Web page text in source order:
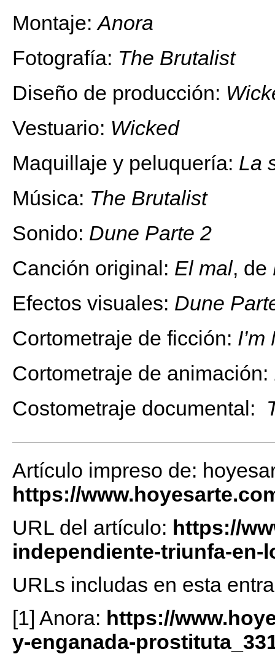
Montaje:Anora
Fotografía: The Brutalist
Diseño de producción:
Vestuario: Wicked
Maquillaje y peluquería: La
Música: The Brutalist
Sonido: Dune Parte 2
Canción original: El mal, de
Efectos visuales: Dune
Cortometraje de ficción:
Cortometraje de animación:
Costometraje documental:
Artículo impreso de:
https://
URL del artículo: https://
independiente-triunfa-en-
URLs includas en esta
[1] Anora: https://
y-enganada-